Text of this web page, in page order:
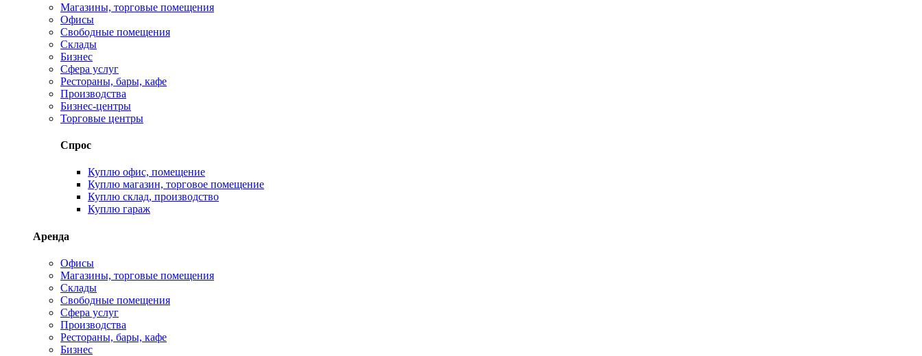
Магазины, торговые помещения
Офисы
Свободные помещения
Склады
Бизнес
Сфера услуг
Рестораны, бары, кафе
Производства
Бизнес-центры
Торговые центры
Спрос
Куплю офис, помещение
Куплю магазин, торговое помещение
Куплю склад, производство
Куплю гараж
Аренда
Офисы
Магазины, торговые помещения
Склады
Свободные помещения
Сфера услуг
Производства
Рестораны, бары, кафе
Бизнес